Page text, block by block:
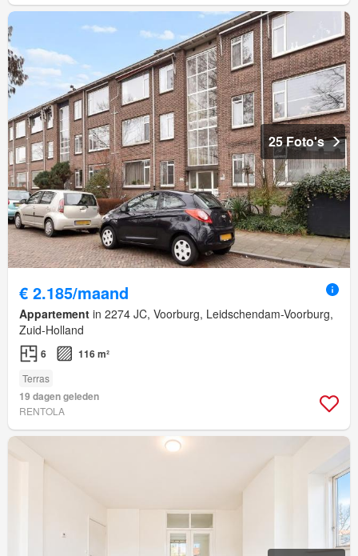
25 Foto's
€ 2.185/maand
Appartement in 2274 JC, Voorburg, Leidschendam-Voorburg,
Zuid-Holland
6 116 m²
Terras
19 dagen geleden
RENTOLA